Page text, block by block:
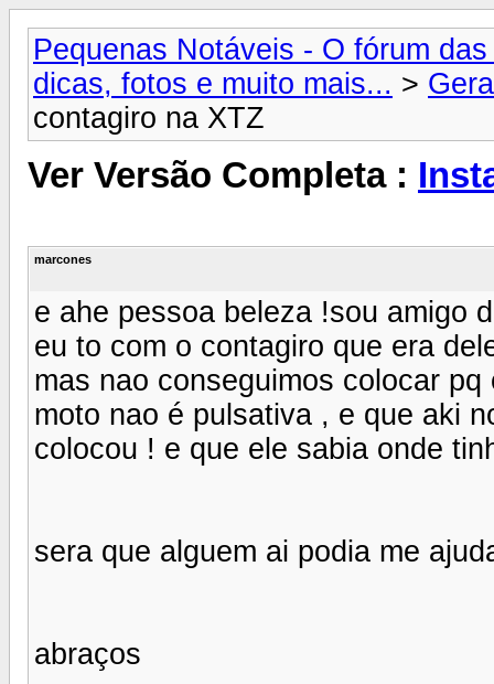
Pequenas Notáveis - O fórum
dicas, fotos e muito mais... >
contagiro na XTZ
Ver Versão Completa :
marcones
e ahe pessoa beleza !sou amigo
eu to com o contagiro que era
mas nao conseguimos colocar
moto nao é pulsativa , e que aki
colocou ! e que ele sabia onde
sera que alguem ai podia me
abraços